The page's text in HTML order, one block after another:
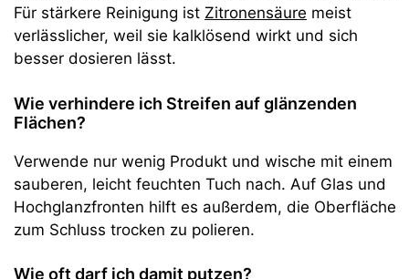
Für stärkere Reinigung ist Zitronensäure meist
verlässlicher, weil sie kalklösend wirkt und sich
besser dosieren lässt.
Wie verhindere ich Streifen auf glänzenden
Flächen?
Verwende nur wenig Produkt und wische mit einem
sauberen, leicht feuchten Tuch nach. Auf Glas und
Hochglanzfronten hilft es außerdem, die Oberfläche
zum Schluss trocken zu polieren.
Wie oft darf ich damit putzen?